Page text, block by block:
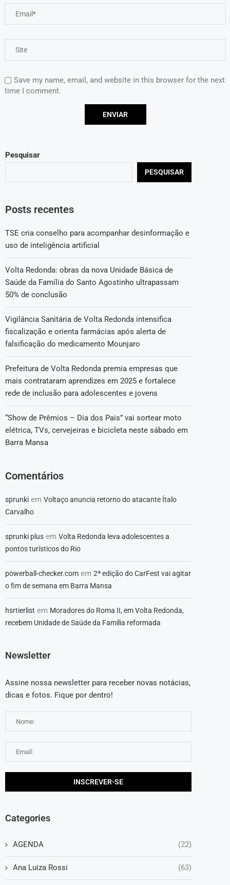
Save my name, email, and website in this browser for the next
time I comment.
Pesquisar
PESQUISAR
Posts recentes
TSE cria conselho para acompanhar desinformação e
uso de inteligência artificial
Volta Redonda: obras da nova Unidade Básica de
Saúde da Família do Santo Agostinho ultrapassam
50% de conclusão
Vigilância Sanitária de Volta Redonda intensifica
fiscalização e orienta farmácias após alerta de
falsificação do medicamento Mounjaro
Prefeitura de Volta Redonda premia empresas que
mais contrataram aprendizes em 2025 e fortalece
rede de inclusão para adolescentes e jovens
“Show de Prêmios – Dia dos Pais” vai sortear moto
elétrica, TVs, cervejeiras e bicicleta neste sábado em
Barra Mansa
Comentários
sprunki em Voltaço anuncia retorno do atacante Ítalo
Carvalho
sprunki plus em Volta Redonda leva adolescentes a
pontos turísticos do Rio
powerball-checker.com em 2ª edição do CarFest vai agitar
o fim de semana em Barra Mansa
hsrtierlist em Moradores do Roma II, em Volta Redonda,
recebem Unidade de Saúde da Família reformada
Newsletter
Assine nossa newsletter para receber novas notácias,
dicas e fotos. Fique por dentro!
Categories
AGENDA (22)
Ana Luiza Rossi (63)